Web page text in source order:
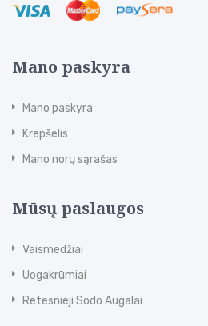
Mano paskyra
Mano paskyra
Krepšelis
Mano norų sąrašas
Mūsų paslaugos
Vaismedžiai
Uogakrūmiai
Retesnieji Sodo Augalai